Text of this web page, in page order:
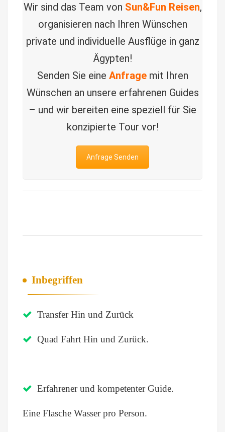
Wir sind das Team von Sun&Fun Reisen,
organisieren nach Ihren Wünschen
private und individuelle Ausflüge in ganz
Ägypten!
Senden Sie eine Anfragemit Ihren
Wünschen an unsere erfahrenen Guides
– und wir bereiten eine speziell für Sie
konzipierte Tour vor!
Anfrage Senden
Inbegriffen
Transfer Hin und Zurück
Quad Fahrt Hin und Zurück.
Erfahrener und kompetenter Guide.
Eine Flasche Wasser pro Person.